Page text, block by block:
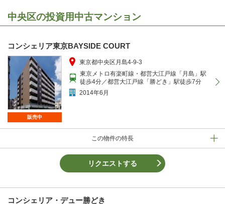
中央区の投資用中古マンション
コンシェリア東京BAYSIDE COURT
販売中
この物件の特長
東京都中央区月島4-9-3
東京メトロ有楽町線・都営大江戸線「月島」駅
徒歩4分／都営大江戸線「勝どき」駅徒歩7分
2014年6月
リクエストする
コンシェリア・デュー勝どき